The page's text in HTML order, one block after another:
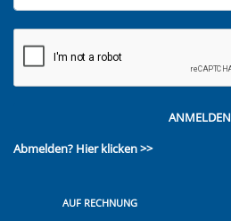
ANMELDEN
Abmelden? Hier klicken >>
AUF RECHNUNG